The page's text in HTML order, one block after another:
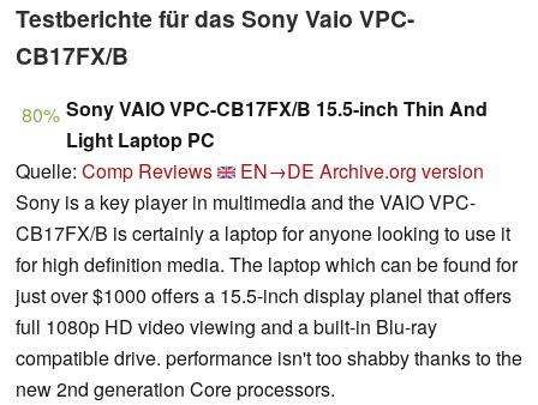
Testberichte für das Sony Vaio VPC-
CB17FX/B
80% Sony VAIO VPC-CB17FX/B 15.5-inch Thin And
Light Laptop PC
Quelle: Comp Reviews EN→DE Archive.org version
Sony is a key player in multimedia and the VAIO VPC-
CB17FX/B is certainly a laptop for anyone looking to use it
for high definition media. The laptop which can be found for
just over $1000 offers a 15.5-inch display planel that offers
full 1080p HD video viewing and a built-in Blu-ray
compatible drive. performance isn't too shabby thanks to the
new 2nd generation Core processors.